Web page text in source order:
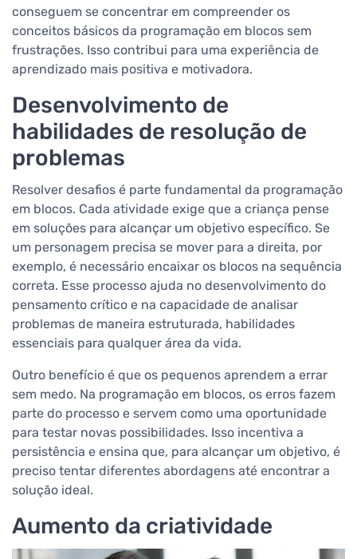
conseguem se concentrar em compreender os
conceitos básicos da programação em blocos sem
frustrações. Isso contribui para uma experiência de
aprendizado mais positiva e motivadora.
Desenvolvimento de
habilidades de resolução de
problemas
Resolver desafios é parte fundamental da programação
em blocos. Cada atividade exige que a criança pense
em soluções para alcançar um objetivo específico. Se
um personagem precisa se mover para a direita, por
exemplo, é necessário encaixar os blocos na sequência
correta. Esse processo ajuda no desenvolvimento do
pensamento crítico e na capacidade de analisar
problemas de maneira estruturada, habilidades
essenciais para qualquer área da vida.
Outro benefício é que os pequenos aprendem a errar
sem medo. Na programação em blocos, os erros fazem
parte do processo e servem como uma oportunidade
para testar novas possibilidades. Isso incentiva a
persistência e ensina que, para alcançar um objetivo, é
preciso tentar diferentes abordagens até encontrar a
solução ideal.
Aumento da criatividade